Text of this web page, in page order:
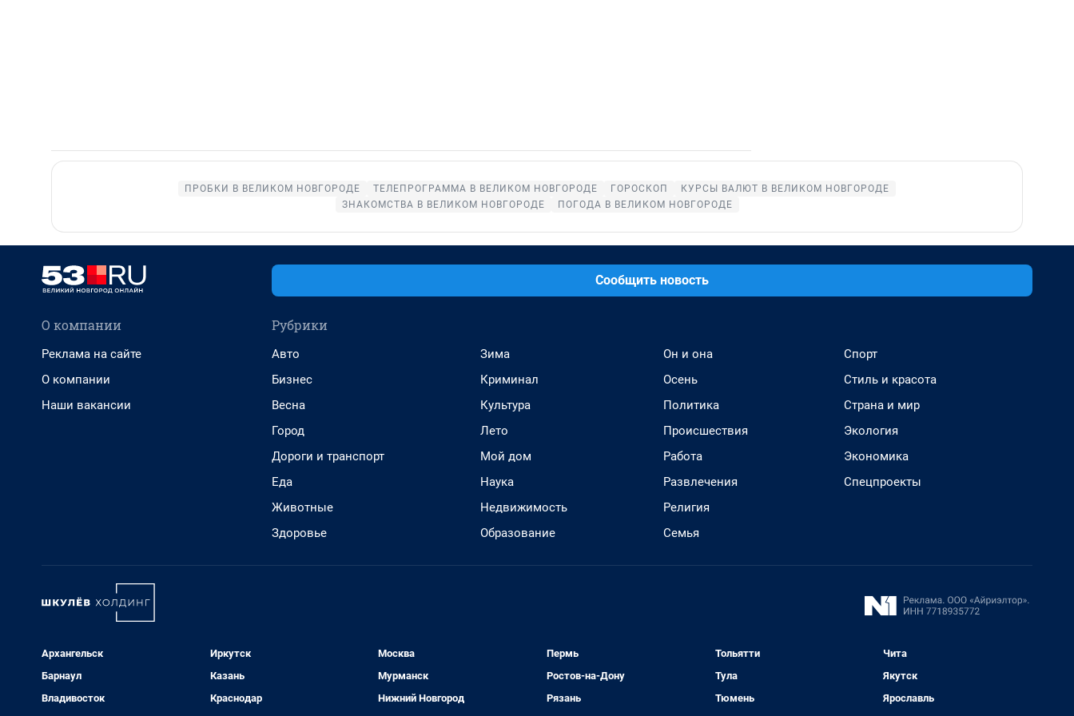
ПРОБКИ В ВЕЛИКОМ НОВГОРОДЕ ТЕЛЕПРОГРАММА В ВЕЛИКОМ НОВГОРОДЕ ГОРОСКОП
КУРСЫ ВАЛЮТ В ВЕЛИКОМ НОВГОРОДЕ
ЗНАКОМСТВА В ВЕЛИКОМ НОВГОРОДЕ
ПОГОДА В ВЕЛИКОМ НОВГОРОДЕ
Сообщить новость
О компании
Реклама на сайте
О компании
Наши вакансии
Рубрики
Авто
Бизнес
Весна
Город
Дороги и транспорт
Еда
Животные
Здоровье
Зима
Криминал
Культура
Лето
Мой дом
Наука
Недвижимость
Образование
Он и она
Осень
Политика
Происшествия
Работа
Развлечения
Религия
Семья
Спорт
Стиль и красота
Страна и мир
Экология
Экономика
Спецпроекты
Архангельск
Барнаул
Владивосток
Иркутск
Казань
Краснодар
Москва
Мурманск
Нижний Новгород
Пермь
Ростов-на-Дону
Рязань
Тольятти
Тула
Тюмень
Чита
Якутск
Ярославль